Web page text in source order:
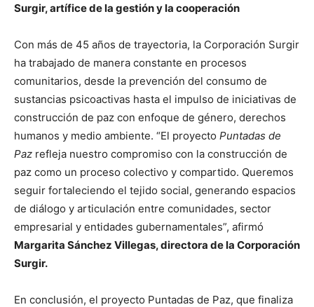
Surgir, artífice de la gestión y la cooperación
Con más de 45 años de trayectoria, la Corporación Surgir
ha trabajado de manera constante en procesos
comunitarios, desde la prevención del consumo de
sustancias psicoactivas hasta el impulso de iniciativas de
construcción de paz con enfoque de género, derechos
humanos y medio ambiente. “El proyecto Puntadas de
Paz refleja nuestro compromiso con la construcción de
paz como un proceso colectivo y compartido. Queremos
seguir fortaleciendo el tejido social, generando espacios
de diálogo y articulación entre comunidades, sector
empresarial y entidades gubernamentales”, afirmó
Margarita Sánchez Villegas, directora de la Corporación
Surgir.
En conclusión, el proyecto Puntadas de Paz, que finaliza